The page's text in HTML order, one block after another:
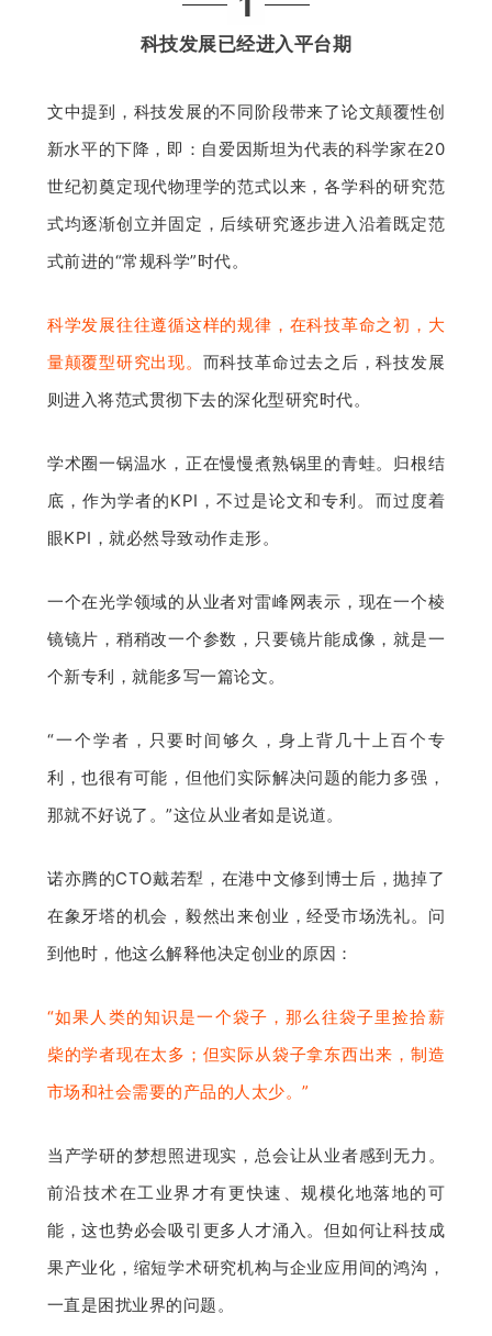
科技发展已经进入平台期
文中提到，科技发展的不同阶段带来了论文颠覆性创
新水平的下降，即：自爱因斯坦为代表的科学家在20
世纪初奠定现代物理学的范式以来，各学科的研究范
式均逐渐创立并固定，后续研究逐步进入沿着既定范
式前进的“常规科学”时代。
科学发展往往遵循这样的规律，在科技革命之初，大
量颠覆型研究出现。 而科技革命过去之后，科技发展
则进入将范式贯彻下去的深化型研究时代。
学术圈一锅温水，正在慢慢煮熟锅里的青蛙。归根结
底，作为学者的KPI，不过是论文和专利。而过度着
眼KPI，就必然导致动作走形。
一个在光学领域的从业者对雷峰网表示，现在一个棱
镜镜片，稍稍改一个参数，只要镜片能成像，就是一
个新专利，就能多写一篇论文。
“一个学者，只要时间够久，身上背几十上百个专
利，也很有可能，但他们实际解决问题的能力多强，
那就不好说了。”这位从业者如是说道。
诺亦腾的CTO戴若犁，在港中文修到博士后，抛掉了
在象牙塔的机会，毅然出来创业，经受市场洗礼。问
到他时，他这么解释他决定创业的原因：
“如果人类的知识是一个袋子，那么往袋子里捡拾薪
柴的学者现在太多；但实际从袋子拿东西出来，制造
市场和社会需要的产品的人太少。”
当产学研的梦想照进现实，总会让从业者感到无力。
前沿技术在工业界才有更快速、规模化地落地的可
能，这也势必会吸引更多人才涌入。但如何让科技成
果产业化，缩短学术研究机构与企业应用间的鸿沟，
一直是困扰业界的问题。